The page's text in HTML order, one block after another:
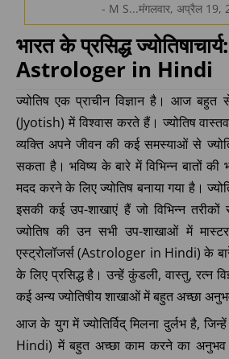
- M S...मंगलवार, अप्रैल 19,
भारत के प्रसिद्ध
Astrologer in Hindi
ज्योतिष एक प्राचीन विज्ञान है। आज बहुत
(Jyotish) में विश्वास करते हैं। ज्योतिष
व्यक्ति अपने जीवन की कई समस्याओं से
सकता है। भविष्य के बारे में विभिन्न बातों की
मदद करने के लिए ज्योतिष बनाया गया है।
इसकी कई उप-शाखाएं हैं जो विभिन्न
ज्योतिष की उन सभी उप-शाखाओं में
एस्ट्रोलॉजर्स (Astrologer in Hindi) के
के लिए प्रसिद्ध है। उन्हें कुंडली, वास्तु, रत्न
कई अन्य ज्योतिषीय शाखाओं में बहुत अच्छा
आज के युग में ज्योतिर्विद् मिलना दुर्लभ है,
Hindi) में बहुत अच्छा काम करने का